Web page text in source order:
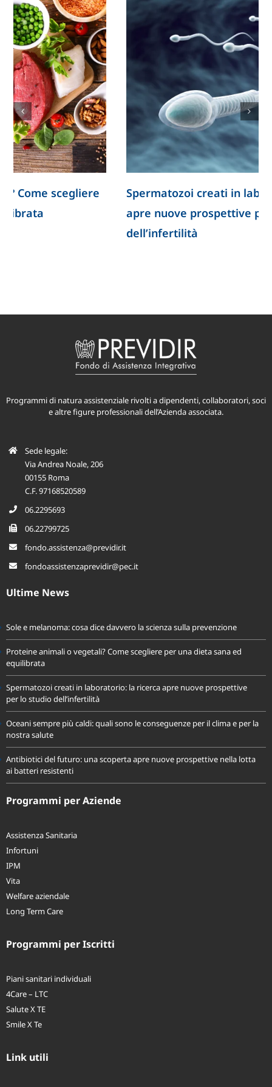
Spermatozoi creati in laboratorio: la ricerca
apre nuove prospettive per lo studio
Programmi di natura assistenziale rivolti a dipendenti, collaboratori, soci
Sede legale:
Via Andrea Noale, 206
00155 Roma
Sole e melanoma: cosa dice davvero la scienza sulla prevenzione
Proteine animali o vegetali? Come scegliere per una dieta sana ed
equilibrata
Spermatozoi creati in laboratorio: la ricerca apre nuove prospettive
per lo studio dell’infertilità
Oceani sempre più caldi: quali sono le conseguenze per il clima e per la
nostra salute
Antibiotici del futuro: una scoperta apre nuove prospettive nella lotta
ai batteri resistenti
Programmi per Aziende
Assistenza Sanitaria
Infortuni
IPM
Vita
Welfare aziendale
Programmi per Iscritti
Piani sanitari individuali
4Care – LTC
Salute X TE